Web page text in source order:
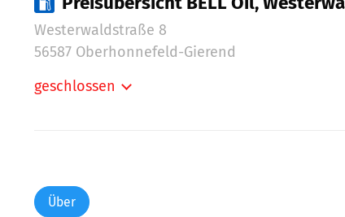
Westerwaldstraße 8
56587 Oberhonnefeld-Gierend
geschlossen
Freitag:
Über